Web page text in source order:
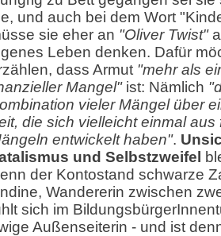
und auch bei dem Wort
sie eher an "Oliver Twist"
Leben denken. Dafür
dass Armut "mehr als
Mangel"ist: Nämlich
vieler Mängel über
die sich vielleicht einmal aus
entwickelt haben".
und Selbstzweifel
der Kontostand schwarze
Wandererin zwischen
sich im
Außenseiterin - und ist